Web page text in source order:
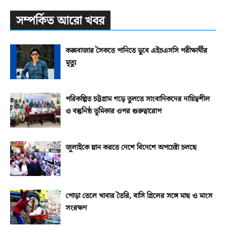
সম্পর্কিত আরো খবর
কক্সবাজার সৈকতে পানিতে ডুবে এইচএসসি পরীক্ষার্থীর
মৃত্যু
পরিকল্পিত চট্টগ্রাম গড়ে তুলতে সাংবাদিকদের দায়িত্বশীল
ও বস্তুনিষ্ঠ ভূমিকার ওপর গুরুত্বারোপ
জুলাইকে ম্লান করতে দেশে বিদেশে অপচেষ্টা চলছে
পোড়া তেলে খাবার তৈরি, বাসি গ্রিলের সঙ্গে মাছ ও মাংস
সংরক্ষণ